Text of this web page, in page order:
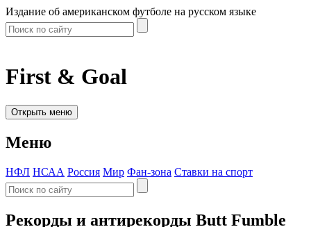
Издание об американском футболе на русском языке
First & Goal
Открыть меню
Меню
НФЛ НСАА Россия Мир Фан-зона Ставки на спорт
Рекорды и антирекорды Butt Fumble